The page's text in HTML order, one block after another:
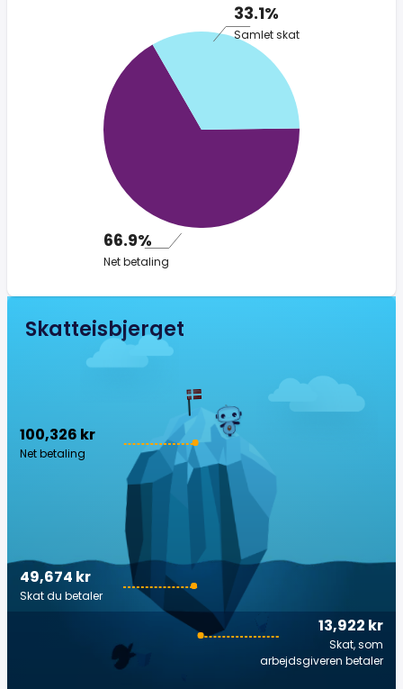
33.1%
Samlet skat
66.9%
Net betaling
Skatteisbjerget
100,326 kr
Net betaling
13,922 kr
Skat, som
arbejdsgiveren betaler
49,674 kr
Skat du betaler